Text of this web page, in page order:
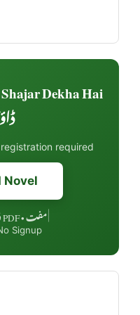
Dekha Hai
required
Novel
مفت • PDF فارمیٹ • موبائل فرینڈلی
Signup